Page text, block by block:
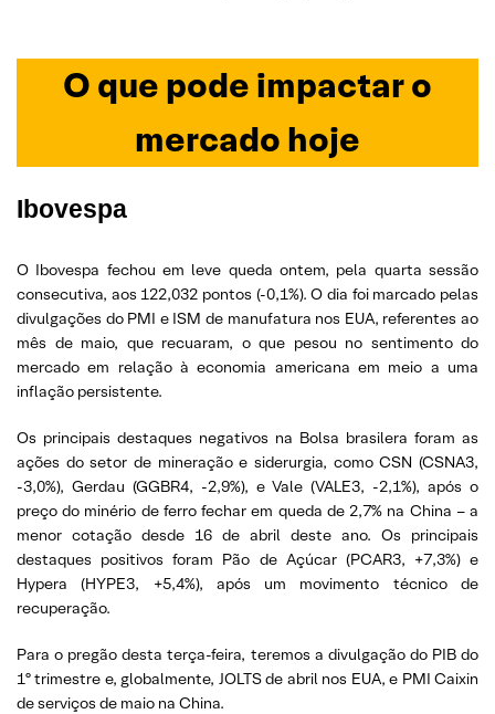
O que pode impactar o
mercado hoje
Ibovespa
O Ibovespa fechou em leve queda ontem, pela quarta sessão
consecutiva, aos 122,032 pontos (-0,1%). O dia foi marcado pelas
divulgações do PMI e ISM de manufatura nos EUA, referentes ao
mês de maio, que recuaram, o que pesou no sentimento do
mercado em relação à economia americana em meio a uma
inflação persistente.
Os principais destaques negativos na Bolsa brasilera foram as
ações do setor de mineração e siderurgia, como CSN (CSNA3,
-3,0%), Gerdau (GGBR4, -2,9%), e Vale (VALE3, -2,1%), após o
preço do minério de ferro fechar em queda de 2,7% na China – a
menor cotação desde 16 de abril deste ano. Os principais
destaques positivos foram Pão de Açúcar (PCAR3, +7,3%) e
Hypera (HYPE3, +5,4%), após um movimento técnico de
recuperação.
Para o pregão desta terça-feira, teremos a divulgação do PIB do
1º trimestre e, globalmente, JOLTS de abril nos EUA, e PMI Caixin
de serviços de maio na China.